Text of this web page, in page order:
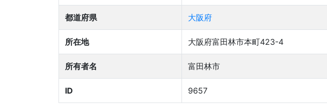
都道府県 大阪府
所在地 大阪府富田林市本町423-4
所有者名 富田林市
ID 9657